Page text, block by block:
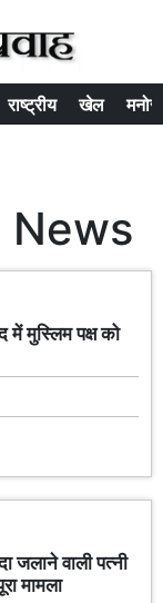
राष्ट्रीय खेल
News
मुस्लिम पक्ष को
वाली पत्नी
मामला